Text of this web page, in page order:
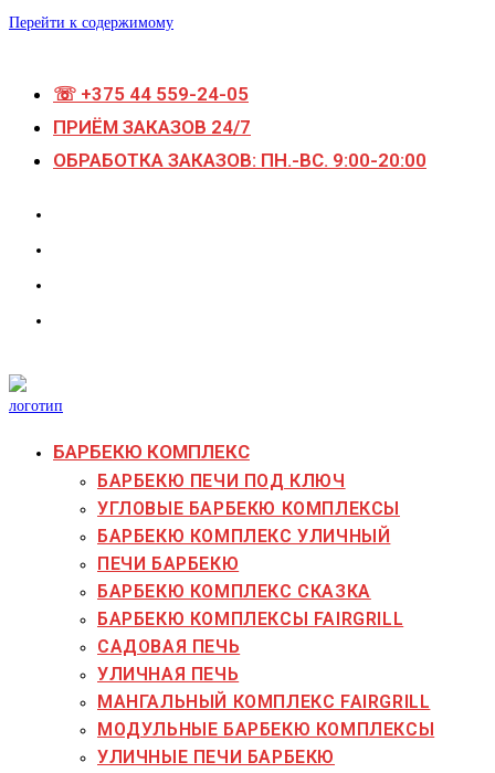
Перейти к содержимому
☏ +375 44 559-24-05
ПРИЁМ ЗАКАЗОВ 24/7
ОБРАБОТКА ЗАКАЗОВ: ПН.-ВС. 9:00-20:00
БАРБЕКЮ КОМПЛЕКС
БАРБЕКЮ ПЕЧИ ПОД КЛЮЧ
УГЛОВЫЕ БАРБЕКЮ КОМПЛЕКСЫ
БАРБЕКЮ КОМПЛЕКС УЛИЧНЫЙ
ПЕЧИ БАРБЕКЮ
БАРБЕКЮ КОМПЛЕКС СКАЗКА
БАРБЕКЮ КОМПЛЕКСЫ FAIRGRILL
САДОВАЯ ПЕЧЬ
УЛИЧНАЯ ПЕЧЬ
МАНГАЛЬНЫЙ КОМПЛЕКС FAIRGRILL
МОДУЛЬНЫЕ БАРБЕКЮ КОМПЛЕКСЫ
УЛИЧНЫЕ ПЕЧИ БАРБЕКЮ